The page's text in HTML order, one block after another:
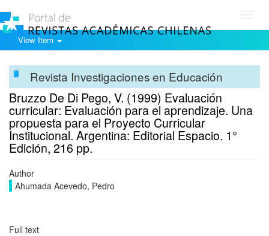
View Item
Revista Investigaciones en Educación
Bruzzo De Di Pego, V. (1999) Evaluación
curricular: Evaluación para el aprendizaje. Una
propuesta para el Proyecto Curricular
Institucional. Argentina: Editorial Espacio. 1°
Edición, 216 pp.
Author
Ahumada Acevedo, Pedro
Full text